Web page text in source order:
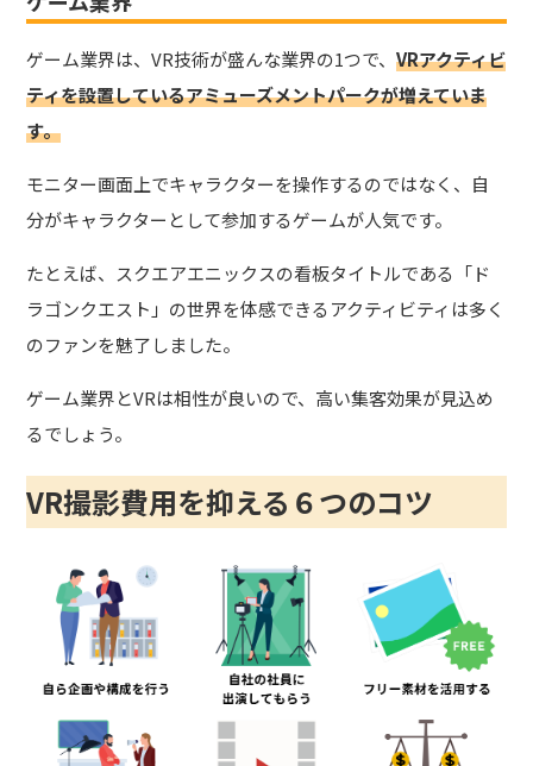
ゲーム業界は、VR技術が盛んな業界の1つで、VRアクティビ
ティを設置しているアミューズメントパークが増えていま
す。
モニター画面上でキャラクターを操作するのではなく、自
分がキャラクターとして参加するゲームが人気です。
たとえば、スクエアエニックスの看板タイトルである「ド
ラゴンクエスト」の世界を体感できるアクティビティは多く
のファンを魅了しました。
ゲーム業界とVRは相性が良いので、高い集客効果が見込め
るでしょう。
VR撮影費用を抑える６つのコツ